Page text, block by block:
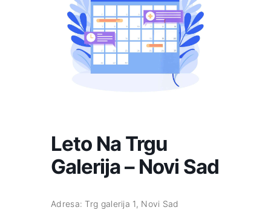
Leto Na Trgu
Galerija – Novi Sad
Adresa: Trg galerija 1, Novi Sad